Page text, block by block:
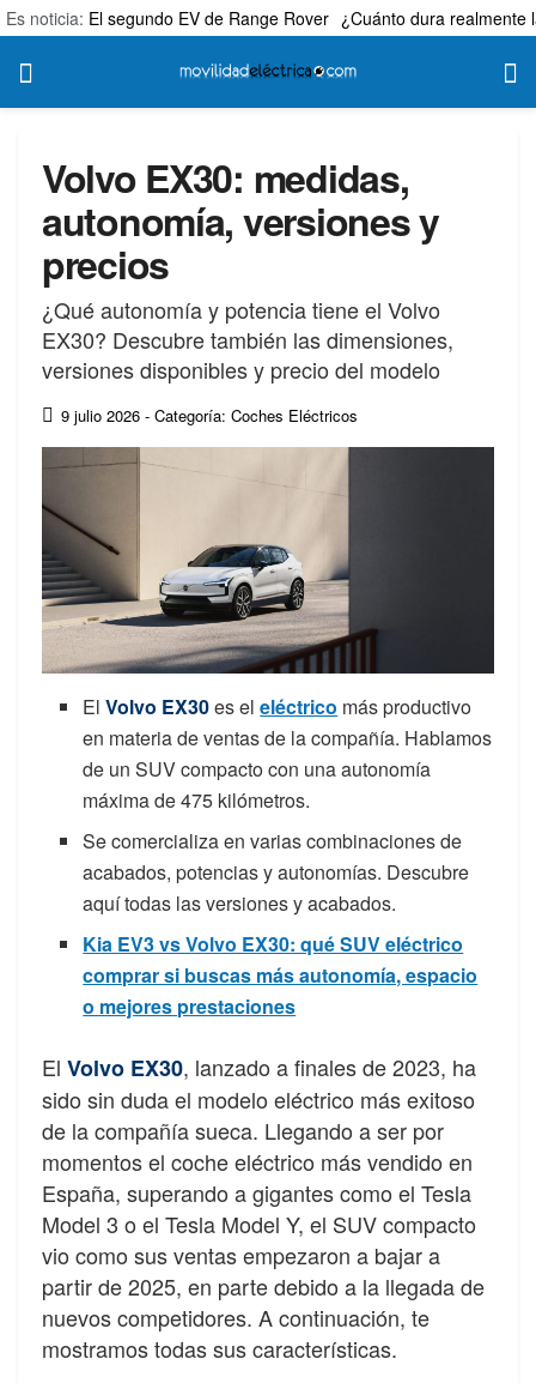
Es noticia: El segundo EV de Range Rover ¿Cuánto dura realmente
Volvo EX30: medidas,
autonomía, versiones y
precios
¿Qué autonomía y potencia tiene el Volvo
EX30? Descubre también las dimensiones,
versiones disponibles y precio del modelo
9 julio 2026 - Categoría: Coches Eléctricos
El Volvo EX30es eleléctrico más productivo
en materia de ventas de la compañía. Hablamos
de un SUV compacto con una autonomía
máxima de 475 kilómetros.
Se comercializa en varias combinaciones de
acabados, potencias y autonomías. Descubre
aquí todas las versiones y acabados.
Kia EV3 vs Volvo EX30: qué SUV eléctrico
comprar si buscas más autonomía, espacio
o mejores prestaciones
El Volvo EX30, lanzado a finales de 2023, ha
sido sin duda el modelo eléctrico más exitoso
de la compañía sueca. Llegando a ser por
momentos el coche eléctrico más vendido en
España, superando a gigantes como el Tesla
Model 3 o el Tesla Model Y, el SUV compacto
vio como sus ventas empezaron a bajar a
partir de 2025, en parte debido a la llegada de
nuevos competidores. A continuación, te
mostramos todas sus características.